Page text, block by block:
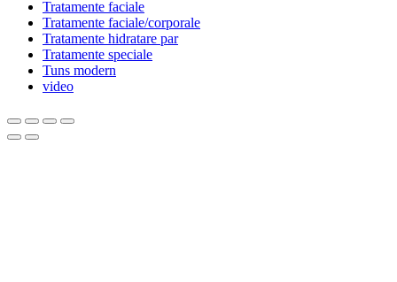
Tratamente faciale
Tratamente faciale/corporale
Tratamente hidratare par
Tratamente speciale
Tuns modern
video